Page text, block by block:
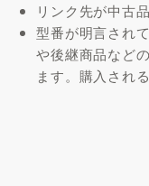
リンク先が中古
型番が明言され
や後継商品など
ます。購入され